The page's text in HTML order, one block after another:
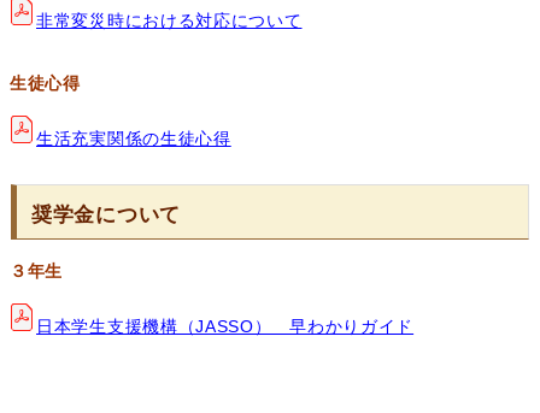
非常変災時における対応について
生徒心得
生活充実関係の生徒心得
奨学金について
３年生
日本学生支援機構（JASSO） 早わかりガイド